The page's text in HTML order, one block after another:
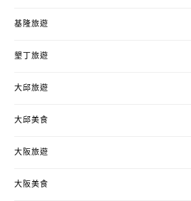
基隆旅遊
墾丁旅遊
大邱旅遊
大邱美食
大阪旅遊
大阪美食